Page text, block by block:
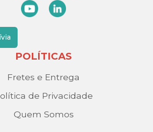
POLÍTICAS
Fretes e Entrega
de Privacidade
Quem Somos